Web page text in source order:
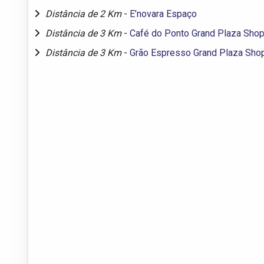
Distância de 2 Km - E’novara Espaço
Distância de 3 Km - Café do Ponto Grand Plaza
Distância de 3 Km - Grão Espresso Grand Plaza